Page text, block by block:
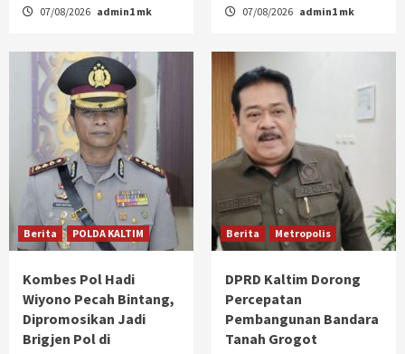
07/08/2026 admin1 mk 07/08/2026 admin1 mk
Berita POLDA KALTIM
Kombes Pol Hadi
Wiyono Pecah Bintang,
Dipromosikan Jadi
Brigjen Pol di
Berita Metropolis
DPRD Kaltim Dorong
Percepatan
Pembangunan Bandara
Tanah Grogot